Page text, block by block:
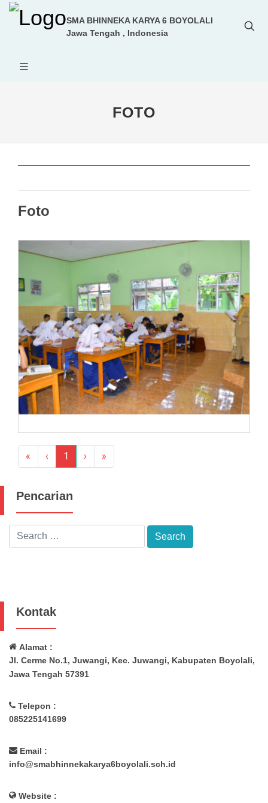
SMA BHINNEKA KARYA 6 BOYOLALI
Jawa Tengah , Indonesia
FOTO
Foto
« ‹ 1 › »
Pencarian
Kontak
Alamat :
Jl. Cerme No.1, Juwangi, Kec. Juwangi, Kabupaten Boyolali,
Jawa Tengah 57391
Telepon :
085225141699
Email :
info@smabhinnekakarya6boyolali.sch.id
Website :